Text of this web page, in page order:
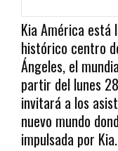
Kia América
histórico centro
Ángeles, el
partir del lunes
invitará a los
nuevo mundo
impulsada por Kia.